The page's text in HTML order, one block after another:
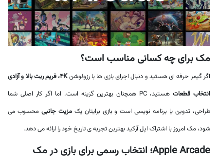
مک برای چه کسانی مناسب است؟
اگر گیمر حرفه ای هستید و دنبال اجرای بازی ها با رزولوشن
4K، فریم ریت بالا و آزادی
انتخاب قطعات
هستید، PC همچنان بهترین گزینه است. اما اگر کار اصلی شما
طراحی، تدوین یا برنامه نویسی است و بازی برایتان یکمزیت جانبی محسوب می
شود، مک امروز با اشتراک اپل آرکید بهترین تجربه ی تاریخ خود را ارائه می دهد.
Apple Arcade؛ انتخاب رسمی برای بازی در مک